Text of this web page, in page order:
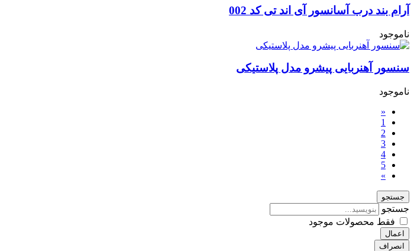
آرام بند درب آسانسور آی اند تی کد 002
ناموجود
سنسور آهنربایی پیشرو مدل پلاستیکی
ناموجود
«
1
2
3
4
5
»
جستجو
جستجو
فقط محصولات موجود
اعمال
انصراف